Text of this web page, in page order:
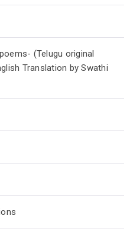
(Telugu original
Translation by Swathi